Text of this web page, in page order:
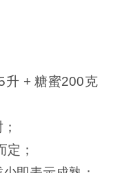
升 + 糖蜜200克
定；